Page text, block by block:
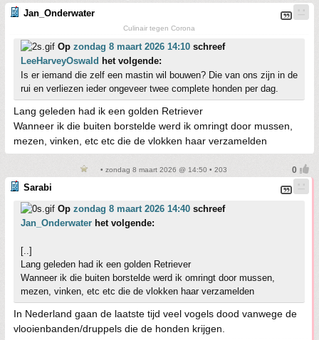
Jan_Onderwater
Culinair tegen Corona
Op zondag 8 maart 2026 14:10 schreef
LeeHarveyOswald het volgende:
Is er iemand die zelf een mastin wil bouwen? Die van ons zijn in de
rui en verliezen ieder ongeveer twee complete honden per dag.
Lang geleden had ik een golden Retriever
Wanneer ik die buiten borstelde werd ik omringt door mussen,
mezen, vinken, etc etc die de vlokken haar verzamelden
• zondag 8 maart 2026 @ 14:50 • 203
Sarabi
Op zondag 8 maart 2026 14:40 schreef
Jan_Onderwater het volgende:
[..]
Lang geleden had ik een golden Retriever
Wanneer ik die buiten borstelde werd ik omringt door mussen,
mezen, vinken, etc etc die de vlokken haar verzamelden
In Nederland gaan de laatste tijd veel vogels dood vanwege de
vlooienbanden/druppels die de honden krijgen.